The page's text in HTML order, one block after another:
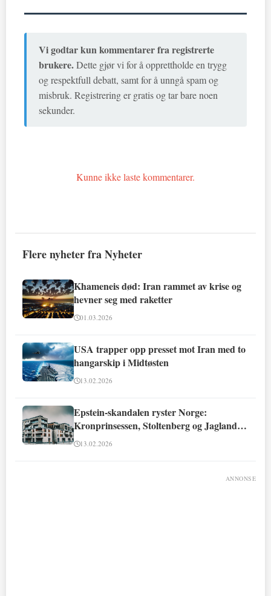
Vi godtar kun kommentarer fra registrerte
brukere.Dette gjør vi for å opprettholde en trygg
og respektfull debatt, samt for å unngå spam og
misbruk. Registrering er gratis og tar bare noen
sekunder.
Kunne ikke laste kommentarer.
Flere nyheter fra Nyheter
Khameneis død: Iran rammet av krise og
hevner seg med raketter
01.03.2026
USA trapper opp presset mot Iran med to
hangarskip i Midtøsten
13.02.2026
Epstein-skandalen ryster Norge:
Kronprinsessen, Stoltenberg og Jagland
involvert
13.02.2026
ANNONSE